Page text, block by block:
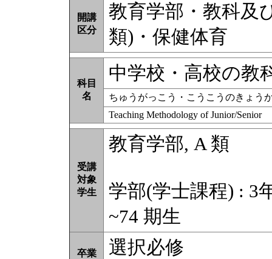
開講
区分
教育学部・教科及
類)・保健体育
科目
名
中学校・高校の教
ちゅうがっこう・こうこうのきょう
Teaching Methodology of Junior/Senior
受講
対象
学生
教育学部, A 類
学部(学士課程) : 3
~74 期生
卒業
選択必修